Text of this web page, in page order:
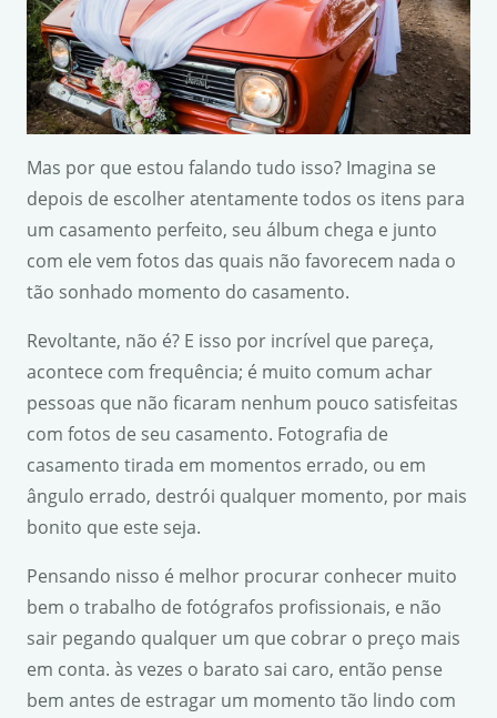
Mas por que estou falando tudo isso? Imagina se
depois de escolher atentamente todos os itens para
um casamento perfeito, seu álbum chega e junto
com ele vem fotos das quais não favorecem nada o
tão sonhado momento do casamento.
Revoltante, não é? E isso por incrível que pareça,
acontece com frequência; é muito comum achar
pessoas que não ficaram nenhum pouco satisfeitas
com fotos de seu casamento. Fotografia de
casamento tirada em momentos errado, ou em
ângulo errado, destrói qualquer momento, por mais
bonito que este seja.
Pensando nisso é melhor procurar conhecer muito
bem o trabalho de fotógrafos profissionais, e não
sair pegando qualquer um que cobrar o preço mais
em conta. às vezes o barato sai caro, então pense
bem antes de estragar um momento tão lindo com